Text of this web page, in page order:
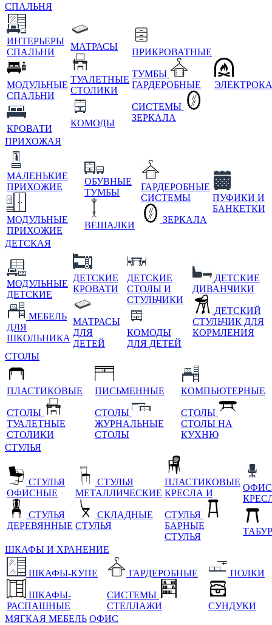
СПАЛЬНЯ
ИНТЕРЬЕРЫ
СПАЛЬНИ
МОДУЛЬНЫЕ
СПАЛЬНИ
КРОВАТИ
МАТРАСЫ
ТУАЛЕТНЫЕ
СТОЛИКИ
КОМОДЫ
ПРИКРОВАТНЫЕ
ТУМБЫ
ГАРДЕРОБНЫЕ
СИСТЕМЫ
ЗЕРКАЛА
ПРИХОЖАЯ
МАЛЕНЬКИЕ
ПРИХОЖИЕ
МОДУЛЬНЫЕ
ПРИХОЖИЕ
ОБУВНЫЕ
ТУМБЫ
ВЕШАЛКИ
ГАРДЕРОБНЫЕ
СИСТЕМЫ
ЗЕРКАЛА
ПУФИКИ И
БАНКЕТКИ
ДЕТСКАЯ
МОДУЛЬНЫЕ
ДЕТСКИЕ
МЕБЕЛЬ
ДЛЯ
ШКОЛЬНИКА
ДЕТСКИЕ
КРОВАТИ
МАТРАСЫ
ДЛЯ
ДЕТЕЙ
ДЕТСКИЕ
СТОЛЫ И
СТУЛЬЧИКИ
КОМОДЫ
ДЛЯ ДЕТЕЙ
ДЕТСКИЕ
ДИВАНЧИКИ
ДЕТСКИЙ
СТУЛЬЧИК ДЛЯ
КОРМЛЕНИЯ
СТОЛЫ
ПЛАСТИКОВЫЕ
СТОЛЫ
ТУАЛЕТНЫЕ
СТОЛИКИ
ПИСЬМЕННЫЕ
СТОЛЫ
ЖУРНАЛЬНЫЕ
СТОЛЫ
КОМПЬЮТЕРНЫЕ
СТОЛЫ
СТОЛЫ НА
КУХНЮ
СТУЛЬЯ
СТУЛЬЯ
ОФИСНЫЕ
СТУЛЬЯ
ДЕРЕВЯННЫЕ
СТУЛЬЯ
МЕТАЛЛИЧЕСКИЕ
СКЛАДНЫЕ
СТУЛЬЯ
ПЛАСТИКОВЫЕ
КРЕСЛА И
СТУЛЬЯ
БАРНЫЕ
СТУЛЬЯ
ШКАФЫ И ХРАНЕНИЕ
ШКАФЫ-КУПЕ
ШКАФЫ-
РАСПАШНЫЕ
ГАРДЕРОБНЫЕ
СИСТЕМЫ
СТЕЛЛАЖИ
ПОЛКИ
СУНДУКИ
МЯГКАЯ МЕБЕЛЬ ОФИС